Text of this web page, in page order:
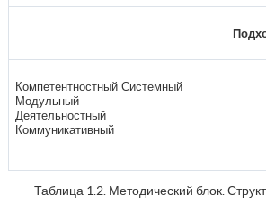
Компетентностный Системный
Модульный
Деятельностный
Коммуникативный
Таблица 1.2. Методический блок.